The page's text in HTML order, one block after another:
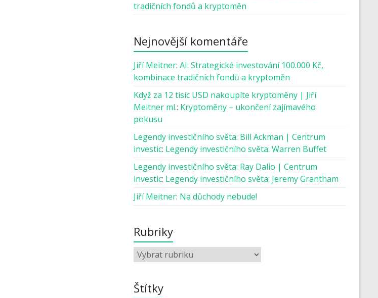
tradičních fondů a kryptoměn
Nejnovější komentáře
Jiří Meitner: AI: Strategické investování 100.000 Kč,
kombinace tradičních fondů a kryptoměn
Když za 12 tisíc USD nakoupíte kryptoměny | Jiří
Meitner ml.: Kryptoměny – ukončení zajímavého
pokusu
Legendy investičního světa: Bill Ackman | Centrum
investic: Legendy investičního světa: Warren Buffet
Legendy investičního světa: Ray Dalio | Centrum
investic: Legendy investičního světa: Jeremy Grantham
Jiří Meitner: Na důchody nebude!
Rubriky
Štítky